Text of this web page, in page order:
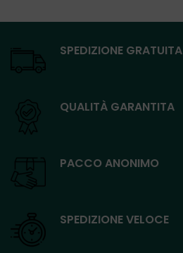
SPEDIZIONE GRATUITA
QUALITÀ GARANTITA
PACCO ANONIMO
SPEDIZIONE VELOCE